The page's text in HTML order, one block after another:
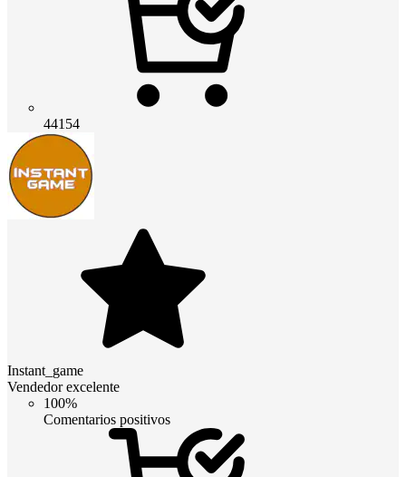
44154
Instant_game
Vendedor excelente
100%
Comentarios positivos